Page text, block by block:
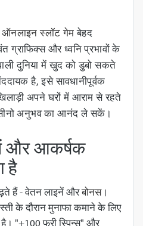
ऑनलाइन स्लॉट गेम बेहद
ग्राफिक्स और ध्वनि प्रभावों के
दुनिया में खुद को डुबो सकते
है, इसे सावधानीपूर्वक
अपने घरों में आराम से रहते
अनुभव का आनंद ले सकें।
और आकर्षक
है
हैं - वेतन लाइनें औरबोनस।
के दौरान मुनाफा कमाने के लिए
"+100 फ्री स्पिन्स" और